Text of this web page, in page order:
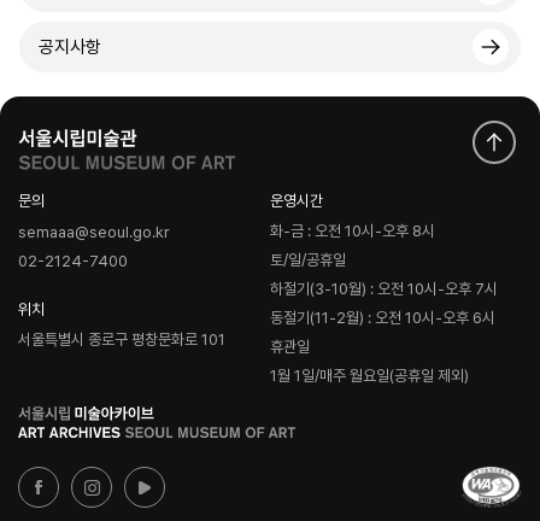
공지사항
문의
semaaa@seoul.go.kr
02-2124-7400
위치
서울특별시 종로구 평창문화로 101
운영시간
화-금 : 오전 10시-오후 8시
토/일/공휴일
하절기(3-10월) : 오전 10시-오후 7시
동절기(11-2월) : 오전 10시-오후 6시
휴관일
1월 1일/매주 월요일(공휴일 제외)
로
고